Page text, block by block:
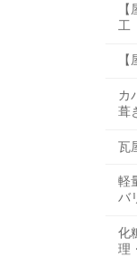
工
カ
葺
瓦
軽
バ
化
理